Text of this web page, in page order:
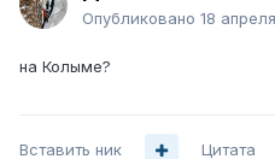
Опубликовано 18
на Колыме?
Вставить ник Цитата